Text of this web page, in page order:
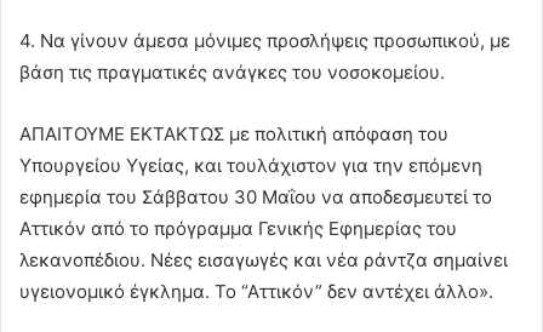
4. Να γίνουν άμεσα μόνιμες προσλήψεις προσωπικού, με
βάση τις πραγματικές ανάγκες του νοσοκομείου.
ΑΠΑΙΤΟΥΜΕ ΕΚΤΑΚΤΩΣ με πολιτική απόφαση του
Υπουργείου Υγείας, και τουλάχιστον για την επόμενη
εφημερία του Σάββατου 30 Μαΐου να αποδεσμευτεί το
Αττικόν από το πρόγραμμα Γενικής Εφημερίας του
λεκανοπέδιου. Νέες εισαγωγές και νέα ράντζα σημαίνει
υγειονομικό έγκλημα. Το “Αττικόν” δεν αντέχει άλλο».